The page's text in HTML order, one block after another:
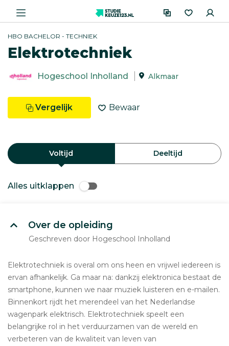
HBO BACHELOR - TECHNIEK
Elektrotechniek
Hogeschool Inholland Alkmaar
Vergelijk Bewaar
Voltijd Deeltijd
Alles uitklappen
Over de opleiding
Geschreven door Hogeschool Inholland
Elektrotechniek is overal om ons heen en vrijwel iedereen is
ervan afhankelijk. Ga maar na: dankzij elektronica bestaat de
smartphone, kunnen we naar muziek luisteren en e-mailen.
Binnenkort rijdt het merendeel van het Nederlandse
wagenpark elektrisch. Elektrotechniek speelt een
belangrijke rol in het verduurzamen van de wereld en
verbeteren van de kwaliteit van leven van